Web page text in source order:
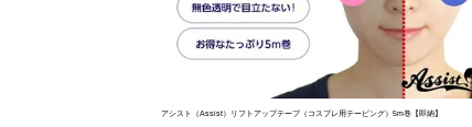
アシスト（Assist）リフトアップテープ（コスプレ用テーピング）5m巻【即納】